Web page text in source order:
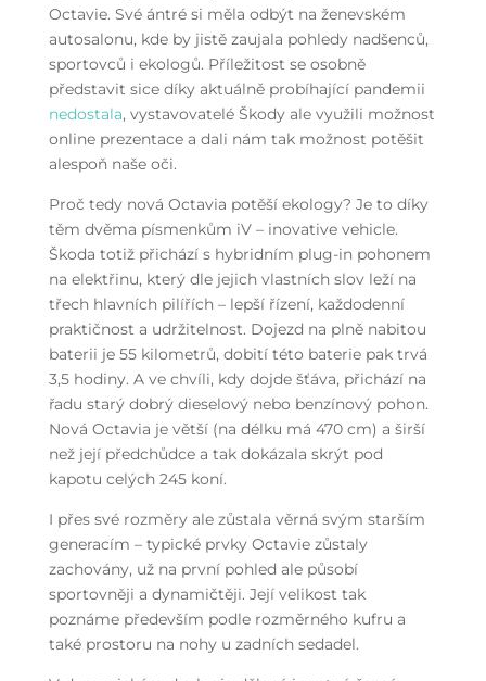
Octavie. Své ántré si měla odbýt na ženevském
autosalonu, kde by jistě zaujala pohledy nadšenců,
sportovců i ekologů. Příležitost se osobně
představit sice díky aktuálně probíhající pandemii
nedostala, vystavovatelé Škody ale využili možnost
online prezentace a dali nám tak možnost potěšit
alespoň naše oči.
Proč tedy nová Octavia potěší ekology? Je to díky
těm dvěma písmenkům iV – inovative vehicle.
Škoda totiž přichází s hybridním plug-in pohonem
na elektřinu, který dle jejich vlastních slov leží na
třech hlavních pilířích – lepší řízení, každodenní
praktičnost a udržitelnost. Dojezd na plně nabitou
baterii je 55 kilometrů, dobití této baterie pak trvá
3,5 hodiny. A ve chvíli, kdy dojde šťáva, přichází na
řadu starý dobrý dieselový nebo benzínový pohon.
Nová Octavia je větší (na délku má 470 cm) a širší
než její předchůdce a tak dokázala skrýt pod
kapotu celých 245 koní.
I přes své rozměry ale zůstala věrná svým starším
generacím – typické prvky Octavie zůstaly
zachovány, už na první pohled ale působí
sportovněji a dynamičtěji. Její velikost tak
poznáme především podle rozměrného kufru a
také prostoru na nohy u zadních sedadel.